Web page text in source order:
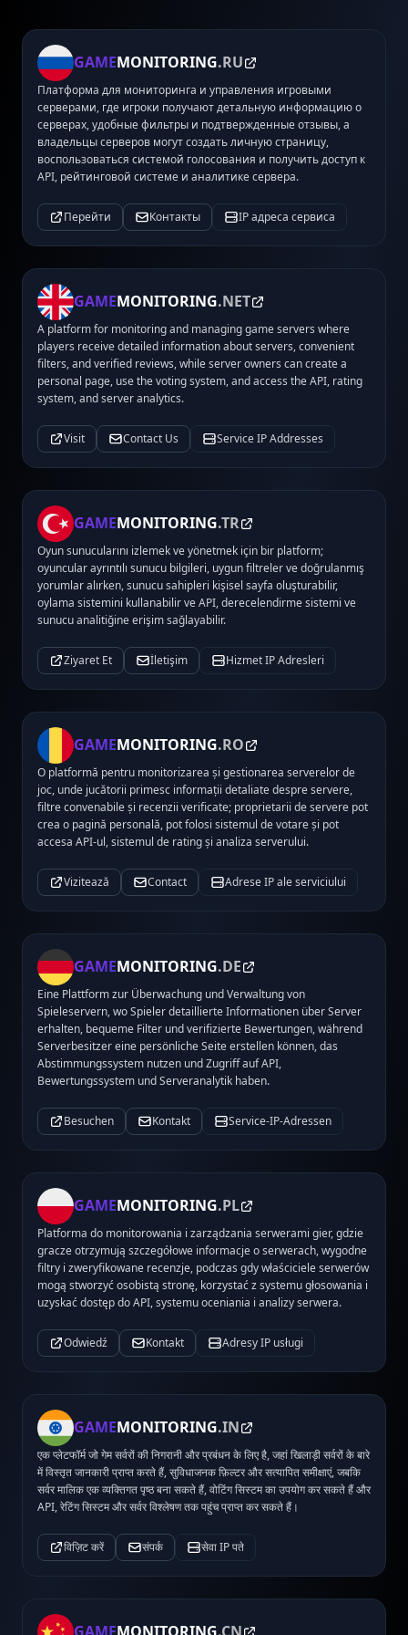
GAMEMONITORING.RU
Платформа для мониторинга и управления игровыми
серверами, где игроки получают детальную информацию о
серверах, удобные фильтры и подтвержденные отзывы, а
владельцы серверов могут создать личную страницу,
воспользоваться системой голосования и получить доступ к
API, рейтинговой системе и аналитике сервера.
Перейти Контакты IP адреса сервиса
GAMEMONITORING.NET
A platform for monitoring and managing game servers where
players receive detailed information about servers, convenient
filters, and verified reviews, while server owners can create a
personal page, use the voting system, and access the API, rating
system, and server analytics.
Visit Contact Us Service IP Addresses
GAMEMONITORING.TR
Oyun sunucularını izlemek ve yönetmek için bir platform;
oyuncular ayrıntılı sunucu bilgileri, uygun filtreler ve doğrulanmış
yorumlar alırken, sunucu sahipleri kişisel sayfa oluşturabilir,
oylama sistemini kullanabilir ve API, derecelendirme sistemi ve
sunucu analitiğine erişim sağlayabilir.
Ziyaret Et İletişim Hizmet IP Adresleri
GAMEMONITORING.RO
O platformă pentru monitorizarea și gestionarea serverelor de
joc, unde jucătorii primesc informații detaliate despre servere,
filtre convenabile și recenzii verificate; proprietarii de servere pot
crea o pagină personală, pot folosi sistemul de votare și pot
accesa API-ul, sistemul de rating și analiza serverului.
Vizitează Contact Adrese IP ale serviciului
GAMEMONITORING.DE
Eine Plattform zur Überwachung und Verwaltung von
Spieleservern, wo Spieler detaillierte Informationen über Server
erhalten, bequeme Filter und verifizierte Bewertungen, während
Serverbesitzer eine persönliche Seite erstellen können, das
Abstimmungssystem nutzen und Zugriff auf API,
Bewertungssystem und Serveranalytik haben.
Besuchen Kontakt Service-IP-Adressen
GAMEMONITORING.PL
Platforma do monitorowania i zarządzania serwerami gier, gdzie
gracze otrzymują szczegółowe informacje o serwerach, wygodne
filtry i zweryfikowane recenzje, podczas gdy właściciele serwerów
mogą stworzyć osobistą stronę, korzystać z systemu głosowania i
uzyskać dostęp do API, systemu oceniania i analizy serwera.
Odwiedź Kontakt Adresy IP usługi
GAMEMONITORING.IN
एक प्लेटफॉर्म जो गेम सर्वरों की निगरानी और प्रबंधन के लिए है, जहां खिलाड़ी सर्वरों के बारे
में विस्तृत जानकारी प्राप्त करते हैं, सुविधाजनक फ़िल्टर और सत्यापित समीक्षाएं, जबकि
सर्वर मालिक एक व्यक्तिगत पृष्ठ बना सकते हैं, वोटिंग सिस्टम का उपयोग कर सकते हैं और
API, रेटिंग सिस्टम और सर्वर विश्लेषण तक पहुंच प्राप्त कर सकते हैं।
विज़िट करें संपर्क सेवा IP पते